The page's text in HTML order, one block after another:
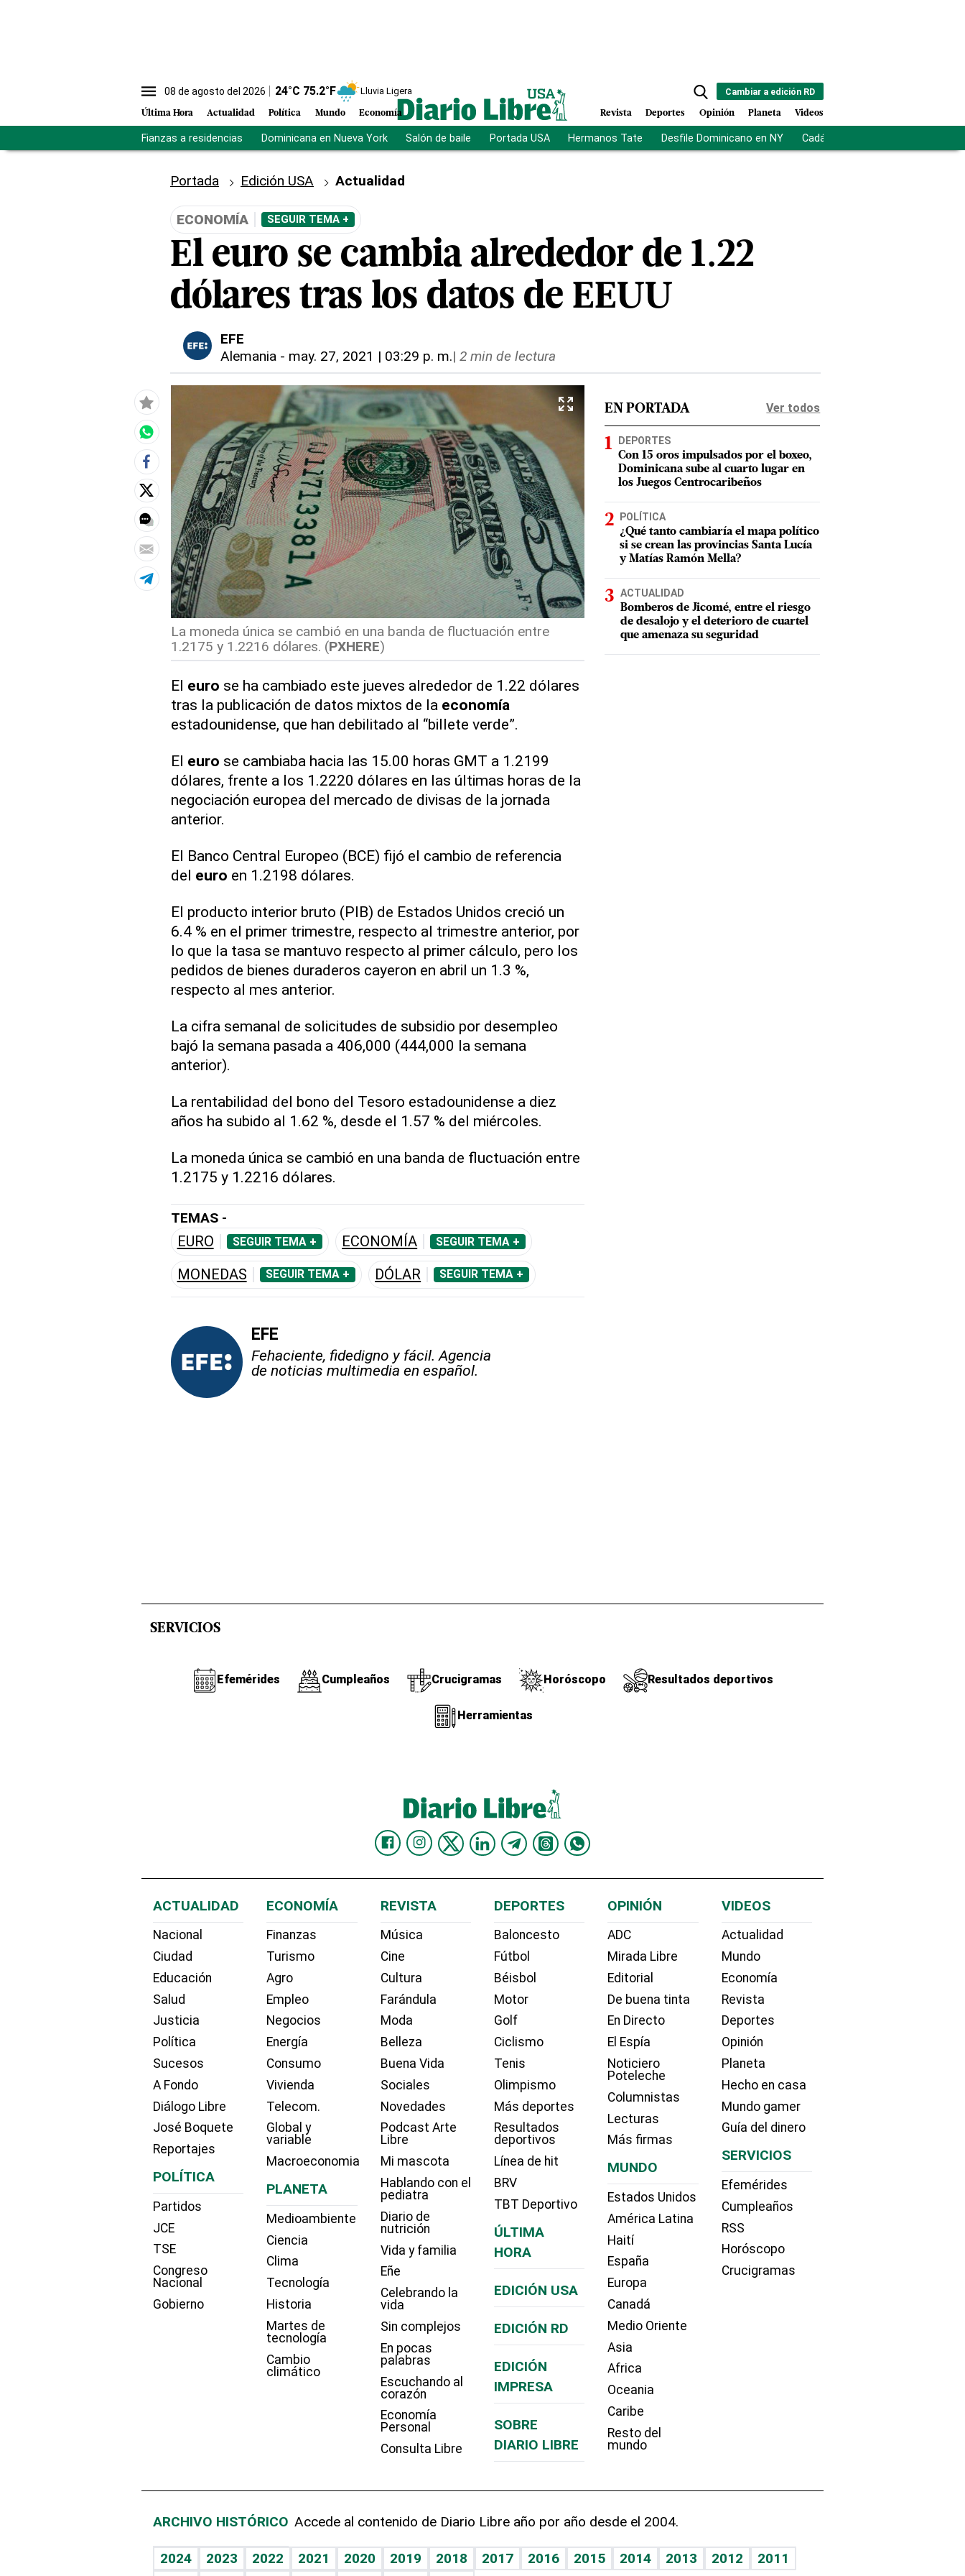
08 de agosto del 2026 24°C 75.2°F Lluvia Ligera
Última Hora Actualidad Política Mundo Economía
Cambiar a edición RD
Revista Deportes Opinión Planeta Videos
Fianzas a residencias Dominicana en Nueva York Salón de baile Portada USA Hermanos Tate Desfile Dominicano en NY Cadáveres en Chicago
Portada Edición USA Actualidad
ECONOMÍA SEGUIR TEMA +
El euro se cambia alrededor de 1.22
dólares tras los datos de EEUU
EFE
Alemania - may. 27, 2021 | 03:29 p. m.| 2 min de lectura
La moneda única se cambió en una banda de fluctuación entre
1.2175 y 1.2216 dólares. (PXHERE)
El euro se ha cambiado este jueves alrededor de 1.22 dólares
tras la publicación de datos mixtos de la economía
estadounidense, que han debilitado al “billete verde”.
El euro se cambiaba hacia las 15.00 horas GMT a 1.2199
dólares, frente a los 1.2220 dólares en las últimas horas de la
negociación europea del mercado de divisas de la jornada
anterior.
El Banco Central Europeo (BCE) fijó el cambio de referencia
del euro en 1.2198 dólares.
El producto interior bruto (PIB) de Estados Unidos creció un
6.4 % en el primer trimestre, respecto al trimestre anterior, por
lo que la tasa se mantuvo respecto al primer cálculo, pero los
pedidos de bienes duraderos cayeron en abril un 1.3 %,
respecto al mes anterior.
La cifra semanal de solicitudes de subsidio por desempleo
bajó la semana pasada a 406,000 (444,000 la semana
anterior).
La rentabilidad del bono del Tesoro estadounidense a diez
años ha subido al 1.62 %, desde el 1.57 % del miércoles.
La moneda única se cambió en una banda de fluctuación entre
1.2175 y 1.2216 dólares.
TEMAS -
EURO SEGUIR TEMA + ECONOMÍA SEGUIR TEMA +
MONEDAS SEGUIR TEMA + DÓLAR SEGUIR TEMA +
EFE
Fehaciente, fidedigno y fácil. Agencia
de noticias multimedia en español.
EN PORTADA Ver todos
DEPORTES
Con 15 oros impulsados por el boxeo,
Dominicana sube al cuarto lugar en
los Juegos Centrocaribeños
POLÍTICA
¿Qué tanto cambiaría el mapa político
si se crean las provincias Santa Lucía
y Matías Ramón Mella?
ACTUALIDAD
Bomberos de Jicomé, entre el riesgo
de desalojo y el deterioro de cuartel
que amenaza su seguridad
SERVICIOS
Efemérides Cumpleaños Crucigramas Horóscopo Resultados deportivos
Herramientas
ACTUALIDAD
Nacional
Ciudad
Educación
Salud
Justicia
Política
Sucesos
A Fondo
Diálogo Libre
José Boquete
Reportajes
POLÍTICA
Partidos
JCE
TSE
Congreso
Nacional
Gobierno
ECONOMÍA
Finanzas
Turismo
Agro
Empleo
Negocios
Energía
Consumo
Vivienda
Telecom.
Global y
variable
Macroeconomia
PLANETA
Medioambiente
Ciencia
Clima
Tecnología
Historia
Martes de
tecnología
Cambio
climático
REVISTA
Música
Cine
Cultura
Farándula
Moda
Belleza
Buena Vida
Sociales
Novedades
Podcast Arte
Libre
Mi mascota
Hablando con el
pediatra
Diario de
nutrición
Vida y familia
Eñe
Celebrando la
vida
Sin complejos
En pocas
palabras
Escuchando al
corazón
Economía
Personal
Consulta Libre
DEPORTES
Baloncesto
Fútbol
Béisbol
Motor
Golf
Ciclismo
Tenis
Olimpismo
Más deportes
Resultados
deportivos
Línea de hit
BRV
TBT Deportivo
ÚLTIMA
HORA
EDICIÓN USA
EDICIÓN RD
EDICIÓN
IMPRESA
SOBRE
DIARIO LIBRE
OPINIÓN
ADC
Mirada Libre
Editorial
De buena tinta
En Directo
El Espía
Noticiero
Poteleche
Columnistas
Lecturas
Más firmas
MUNDO
Estados Unidos
América Latina
Haití
España
Europa
Canadá
Medio Oriente
Asia
Africa
Oceania
Caribe
Resto del
mundo
VIDEOS
Actualidad
Mundo
Economía
Revista
Deportes
Opinión
Planeta
Hecho en casa
Mundo gamer
Guía del dinero
SERVICIOS
Efemérides
Cumpleaños
RSS
Horóscopo
Crucigramas
ARCHIVO HISTÓRICO Accede al contenido de Diario Libre año por año desde el 2004.
2024 2023 2022 2021 2020 2019 2018 2017 2016 2015 2014 2013 2012
2011